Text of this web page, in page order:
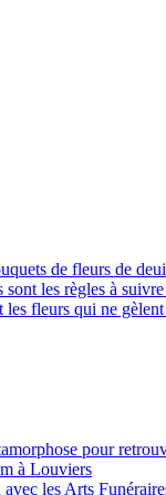
de fleurs de
les règles à
fleurs qui ne gèlent
pour
à Louviers
les Arts